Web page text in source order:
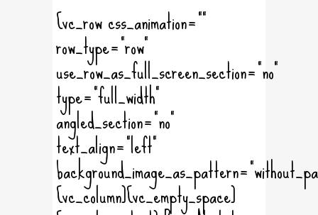
[vc_row css_animation=""
row_type="row"
use_row_as_full_screen_section="no"
type="full_width"
angled_section="no"
text_align="left"
[vc_column][vc_empty_space]